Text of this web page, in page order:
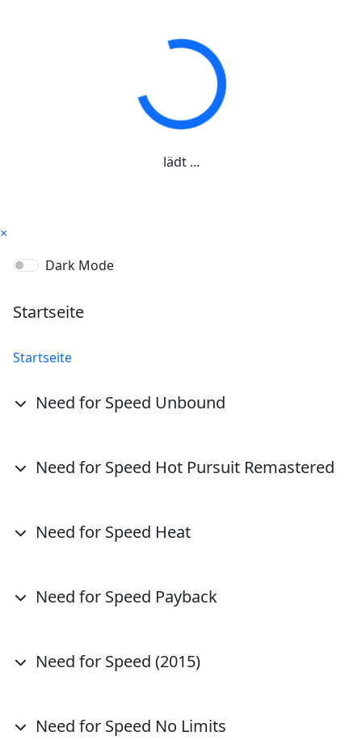
lädt ...
×
Dark Mode
Startseite
Startseite
Need for Speed Unbound
Need for Speed Hot Pursuit Remastered
Need for Speed Heat
Need for Speed Payback
Need for Speed (2015)
Need for Speed No Limits